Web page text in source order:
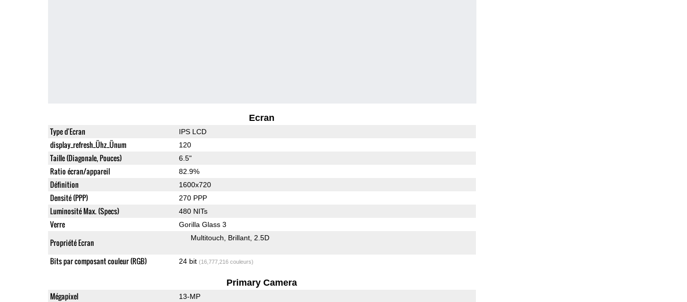
Ecran
Type d'Ecran IPS LCD
display_refresh_Ühz_Ünum 120
Taille (Diagonale, Pouces) 6.5"
Ratio écran/appareil 82.9%
Définition 1600x720
Densité (PPP) 270 PPP
Luminosité Max. (Specs) 480 NITs
Verre Gorilla Glass 3
Propriété Ecran Multitouch Brillant 2.5D
Bits par composant couleur (RGB) 24 bit (16,777,216 couleurs)
Primary Camera
Mégapixel 13-MP